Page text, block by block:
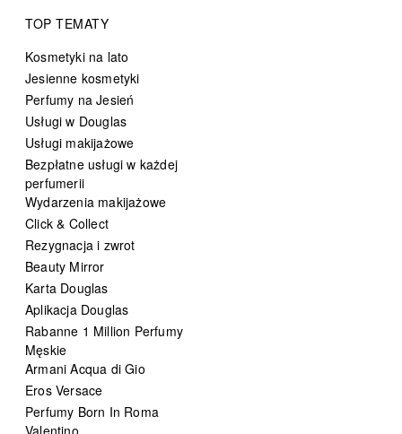
TOP TEMATY
Kosmetyki na lato
Jesienne kosmetyki
Perfumy na Jesień
Usługi w Douglas
Usługi makijażowe
Bezpłatne usługi w każdej
perfumerii
Wydarzenia makijażowe
Click & Collect
Rezygnacja i zwrot
Beauty Mirror
Karta Douglas
Aplikacja Douglas
Rabanne 1 Million Perfumy
Męskie
Armani Acqua di Gio
Eros Versace
Perfumy Born In Roma
Valentino